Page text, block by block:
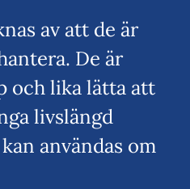
av att de är
De är
och lika lätta att
livslängd
användas om